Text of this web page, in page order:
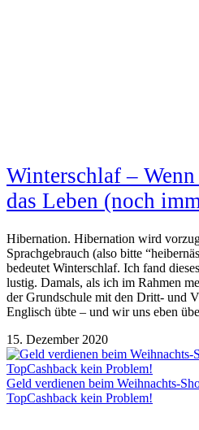
Winterschlaf –
das Leben (noch
Hibernation. Hibernation wird
Sprachgebrauch (also bitte
bedeutet Winterschlaf. Ich fand
lustig. Damals, als ich im Rahmen
der Grundschule mit den Dritt- und
Englisch übte – und wir uns eben
15. Dezember 2020
Geld verdienen beim Weihnachts-
TopCashback kein Problem!